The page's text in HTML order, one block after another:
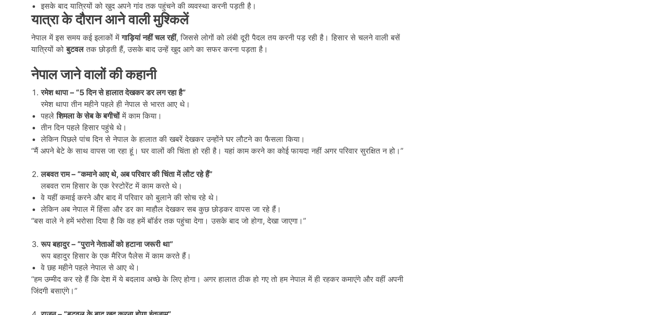
इसके बाद यात्रियों को खुद अपने गांव तक पहुंचने की व्यवस्था करनी पड़ती है।
यात्रा के दौरान आने वाली मुश्किलें
नेपाल में इस समय कई इलाकों मेंगाड़ियां नहीं चल रहीं, जिससे लोगों को लंबी दूरी पैदल तय करनी पड़ रही है। हिसार से चलने वाली बसें
यात्रियों कोबुटवलतक छोड़ती हैं, उसके बाद उन्हें खुद आगे का सफर करना पड़ता है।
नेपाल जाने वालों की कहानी
रमेश थापा – “5दिन से हालात देखकर डर लग रहा है”
रमेश थापा तीन महीने पहले ही नेपाल से भारत आए थे।
पहलेशिमला के सेब के बगीचोंमें काम किया।
तीन दिन पहले हिसार पहुंचे थे।
लेकिन पिछले पांच दिन से नेपाल के हालात की खबरें देखकर उन्होंने घर लौटने का फैसला किया।
“मैं अपने बेटे के साथ वापस जा रहा हूं। घर वालों की चिंता हो रही है। यहां काम करने का कोई फायदा नहीं अगर परिवार सुरक्षित न हो।”
लबवत राम – “कमाने आए थे, अब परिवार की चिंता में लौट रहे हैं”
लबवत राम हिसार के एक रेस्टोरेंट में काम करते थे।
वे यहीं कमाई करने और बाद में परिवार को बुलाने की सोच रहे थे।
लेकिन अब नेपाल में हिंसा और डर का माहौल देखकर सब कुछ छोड़कर वापस जा रहे हैं।
“बस वाले ने हमें भरोसा दिया है कि वह हमें बॉर्डर तक पहुंचा देगा। उसके बाद जो होगा, देखा जाएगा।”
रूप बहादुर – “पुराने नेताओं को हटाना जरूरी था”
रूप बहादुर हिसार के एक मैरिज पैलेस में काम करते हैं।
वे छह महीने पहले नेपाल से आए थे।
“हम उम्मीद कर रहे हैं कि देश में ये बदलाव अच्छे के लिए होगा। अगर हालात ठीक हो गए तो हम नेपाल में ही रहकर कमाएंगे और वहीं अपनी
जिंदगी बसाएंगे।”